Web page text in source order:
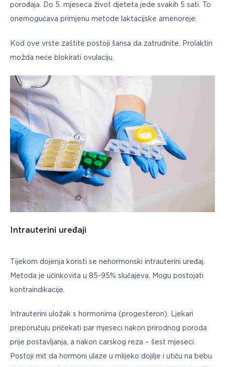
porođaja. Do 5. mjeseca život djeteta jede svakih 5 sati. To
onemogućava primjenu metode laktacijske amenoreje.
Kod ove vrste zaštite postoji šansa da zatrudnite. Prolaktin
možda neće blokirati ovulaciju.
Intrauterini uređaji
Tijekom dojenja koristi se nehormonski intrauterini uređaj.
Metoda je učinkovita u 85-95% slučajeva. Mogu postojati
kontraindikacije.
Intrauterini uložak s hormonima (progesteron). Ljekari
preporučuju pričekati par mjeseci nakon prirodnog poroda
prije postavljanja, a nakon carskog reza – šest mjeseci.
Postoji mit da hormoni ulaze u mlijeko dojilje i utiču na bebu.